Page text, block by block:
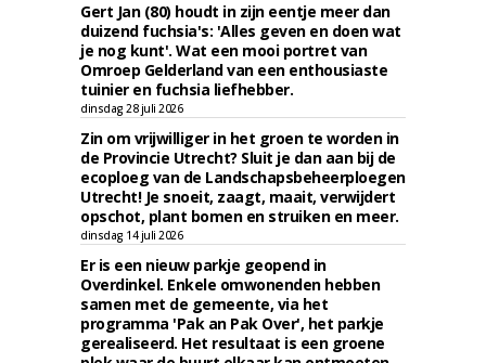
Gert Jan (80) houdt in zijn eentje meer dan
duizend fuchsia's: 'Alles geven en doen wat
je nog kunt'. Wat een mooi portret van
Omroep Gelderland van een enthousiaste
tuinier en fuchsia liefhebber.
dinsdag 28 juli 2026
Zin om vrijwilliger in het groen te worden in
de Provincie Utrecht? Sluit je dan aan bij de
ecoploeg van de Landschapsbeheerploegen
Utrecht! Je snoeit, zaagt, maait, verwijdert
opschot, plant bomen en struiken en meer.
dinsdag 14 juli 2026
Er is een nieuw parkje geopend in
Overdinkel. Enkele omwonenden hebben
samen met de gemeente, via het
programma 'Pak an Pak Over', het parkje
gerealiseerd. Het resultaat is een groene